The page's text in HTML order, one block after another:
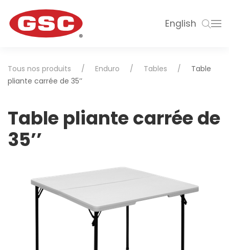
English
Tous nos produits Enduro Tables
Table
pliante carrée de 35’’
Table pliante carrée de
35’’